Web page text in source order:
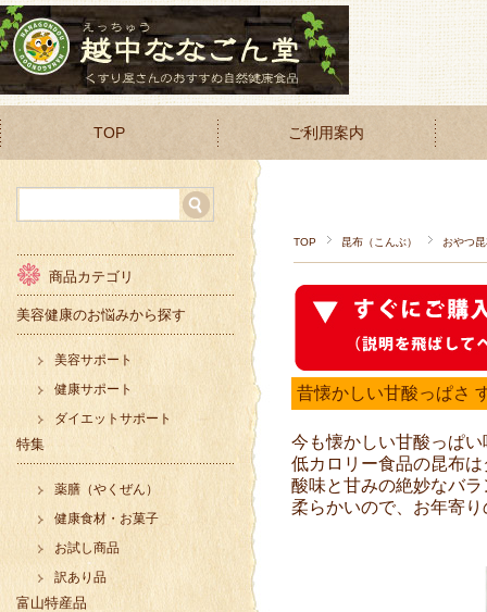
TOP ご利用案内
TOP 昆布（こんぶ） おやつ
昔懐かしい甘酸っぱさ
今も懐かしい甘酸っぱ
低カロリー食品の昆布
酸味と甘みの絶妙なバ
柔らかいので、お年寄
商品カテゴリ
美容健康のお悩みから探す
美容サポート
健康サポート
ダイエットサポート
特集
薬膳（やくぜん）
健康食材・お菓子
お試し商品
訳あり品
富山特産品